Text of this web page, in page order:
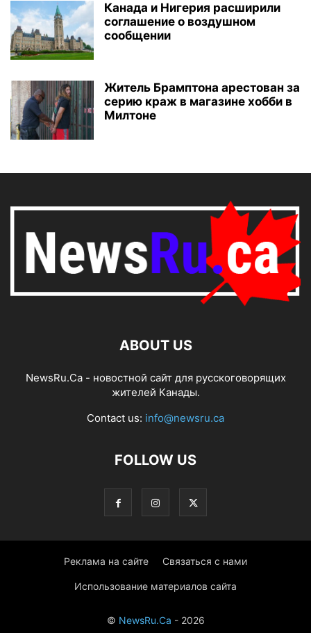
Канада и Нигерия расширили
соглашение о воздушном
сообщении
Житель Брамптона арестован за
серию краж в магазине хобби в
Милтоне
ABOUT US
NewsRu.Ca - новостной сайт для русскоговорящих
жителей Канады.
Contact us: info@newsru.ca
FOLLOW US
Реклама на сайте Связаться с нами
Использование материалов сайта
© NewsRu.Ca - 2026